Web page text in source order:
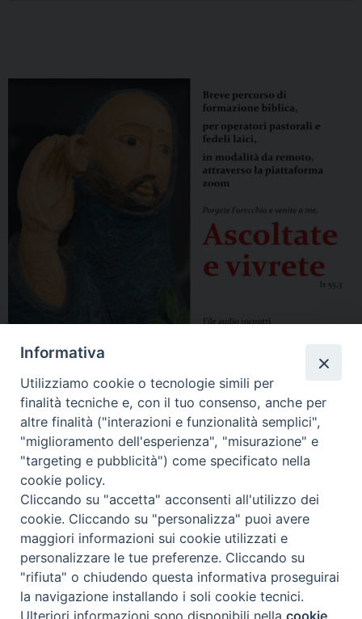
Informativa
Utilizziamo cookie o tecnologie simili per
finalità tecniche e, con il tuo consenso, anche per
altre finalità ("interazioni e funzionalità semplici",
"miglioramento dell'esperienza", "misurazione" e
"targeting e pubblicità") come specificato nella
cookie policy.
Cliccando su "accetta" acconsenti all'utilizzo dei
cookie. Cliccando su "personalizza" puoi avere
maggiori informazioni sui cookie utilizzati e
personalizzare le tue preferenze. Cliccando su
"rifiuta" o chiudendo questa informativa proseguirai
la navigazione installando i soli cookie tecnici.
Ulteriori informazioni sono disponibili nellacookie